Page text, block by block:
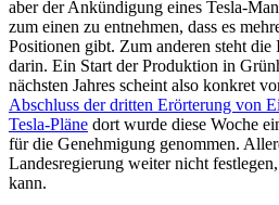
aber der Ankündigung eines Tesla-
zum einen zu entnehmen, dass es
Positionen gibt. Zum anderen steht die
darin. Ein Start der Produktion in
nächsten Jahres scheint also konkret
Abschluss der dritten Erörterung von
Tesla-Pläne dort wurde diese Woche
für die Genehmigung genommen.
Landesregierung weiter nicht
kann.